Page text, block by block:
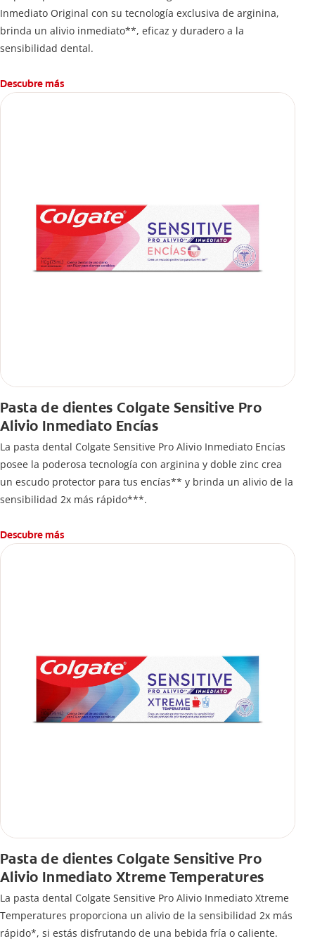
Inmediato Original con su tecnología exclusiva de arginina,
brinda un alivio inmediato**, eficaz y duradero a la
sensibilidad dental.
Descubre más
Pasta de dientes Colgate Sensitive Pro
Alivio Inmediato Encías
La pasta dental Colgate Sensitive Pro Alivio Inmediato Encías
posee la poderosa tecnología con arginina y doble zinc crea
un escudo protector para tus encías** y brinda un alivio de la
sensibilidad 2x más rápido***.
Descubre más
Pasta de dientes Colgate Sensitive Pro
Alivio Inmediato Xtreme Temperatures
La pasta dental Colgate Sensitive Pro Alivio Inmediato Xtreme
Temperatures proporciona un alivio de la sensibilidad 2x más
rápido*, si estás disfrutando de una bebida fría o caliente.